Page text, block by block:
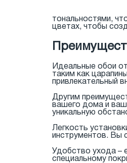
тональностями,
цветах, чтобы
Идеальные обои
таким как
привлекательный
Другим
вашего дома и
уникальную
Легкость
инструментов. Вы
Удобство ухода –
специальному